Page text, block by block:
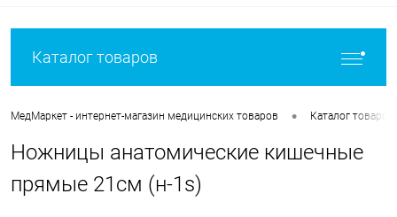
Каталог товаров
МедМаркет - интернет-магазин медицинских товаров • Каталог товаров
Ножницы анатомические кишечные
прямые 21см (н-1s)